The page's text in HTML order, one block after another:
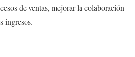
de ventas, mejorar la colaboración
ingresos.